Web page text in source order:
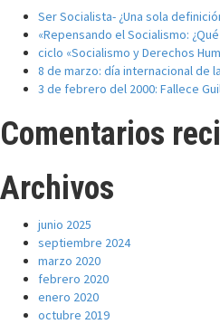
Ser Socialista- ¿Una sola
«Repensando el Socialismo:
ciclo «Socialismo y Derechos
8 de marzo: día internacional de
3 de febrero del 2000: Fallece
Comentarios
Archivos
junio 2025
septiembre 2024
marzo 2020
febrero 2020
enero 2020
octubre 2019